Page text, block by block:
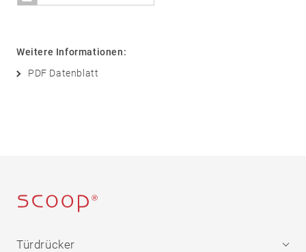
Rosetten
Schilder
Weitere Informationen:
PDF Datenblatt
Türdrücker